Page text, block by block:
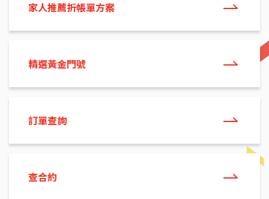
家人推薦折帳單方案
精選黃金門號
訂單查詢
查合約